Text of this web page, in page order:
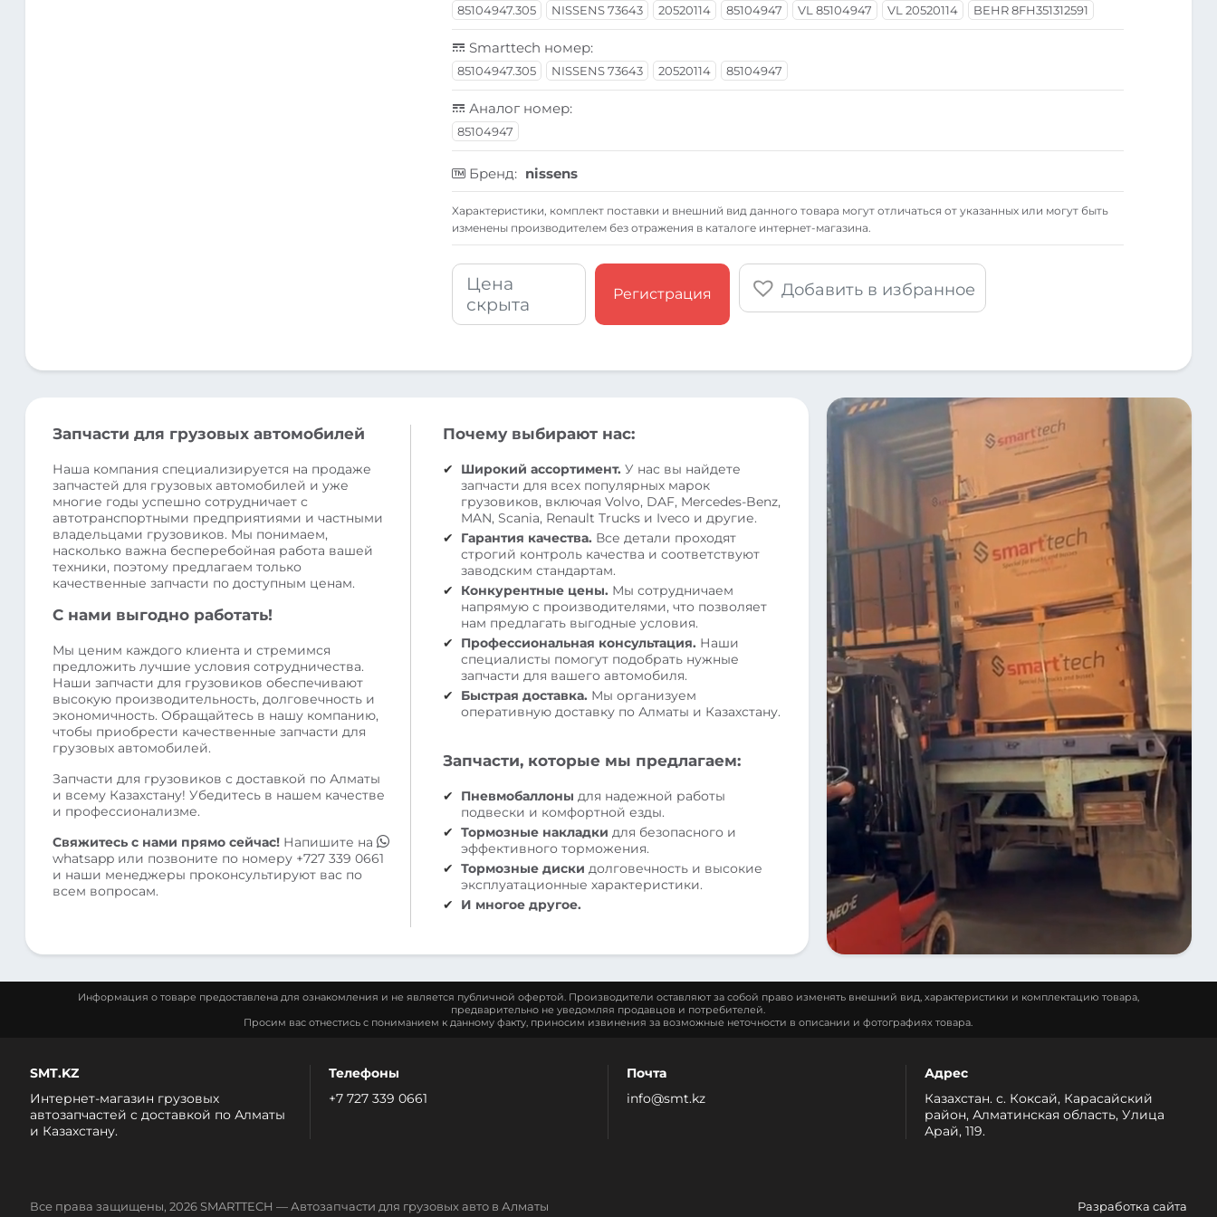
85104947.305 NISSENS 73643 20520114 85104947 VL 85104947 VL 20520114 BEHR 8FH351312591
Smarttech номер:
85104947.305 NISSENS 73643 20520114 85104947
Аналог номер:
85104947
Бренд: nissens
Xарактеристики, комплект поставки и внешний вид данного товара могут отличаться от указанных или могут быть
изменены производителем без отражения в каталоге интернет-магазина.
Цена
скрыта
Регистрация Добавить в избранное
Запчасти для грузовых автомобилей
Наша компания специализируется на продаже
запчастей для грузовых автомобилей и уже
многие годы успешно сотрудничает с
автотранспортными предприятиями и частными
владельцами грузовиков. Мы понимаем,
насколько важна бесперебойная работа вашей
техники, поэтому предлагаем только
качественные запчасти по доступным ценам.
С нами выгодно работать!
Мы ценим каждого клиента и стремимся
предложить лучшие условия сотрудничества.
Наши запчасти для грузовиков обеспечивают
высокую производительность, долговечность и
экономичность. Обращайтесь в нашу компанию,
чтобы приобрести качественные запчасти для
грузовых автомобилей.
Запчасти для грузовиков с доставкой по Алматы
и всему Казахстану! Убедитесь в нашем качестве
и профессионализме.
Свяжитесь с нами прямо сейчас! Напишите на
whatsapp или позвоните по номеру +727 339 0661
и наши менеджеры проконсультируют вас по
всем вопросам.
Почему выбирают нас:
Широкий ассортимент. У нас вы найдете
запчасти для всех популярных марок
грузовиков, включая Volvo, DAF, Mercedes-Benz,
MAN, Scania, Renault Trucks и Iveco и другие.
Гарантия качества. Все детали проходят
строгий контроль качества и соответствуют
заводским стандартам.
Конкурентные цены. Мы сотрудничаем
напрямую с производителями, что позволяет
нам предлагать выгодные условия.
Профессиональная консультация. Наши
специалисты помогут подобрать нужные
запчасти для вашего автомобиля.
Быстрая доставка. Мы организуем
оперативную доставку по Алматы и Казахстану.
Запчасти, которые мы предлагаем:
Пневмобаллоны для надежной работы
подвески и комфортной езды.
Тормозные накладки для безопасного и
эффективного торможения.
Тормозные диски долговечность и высокие
эксплуатационные характеристики.
И многое другое.
Информация о товаре предоставлена для ознакомления и не является публичной офертой. Производители оставляют за собой право изменять внешний вид, характеристики и комплектацию товара,
предварительно не уведомляя продавцов и потребителей.
Просим вас отнестись с пониманием к данному факту, приносим извинения за возможные неточности в описании и фотографиях товара.
SMT.KZ
Интернет-магазин грузовых
автозапчастей c доставкой по Алматы
и Казахстану.
Телефоны
+7 727 339 0661
Почта
info@smt.kz
Адрес
Казахстан. с. Коксай, Карасайский
район, Алматинская область, Улица
Арай, 119.
Все права защищены, 2026 SMARTTECH — Автозапчасти для грузовых авто в Алматы Разработка сайта